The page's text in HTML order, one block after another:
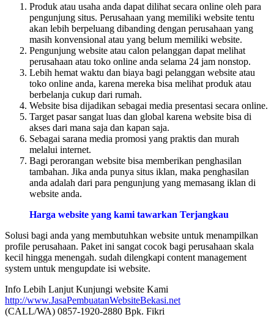
Produk atau usaha anda dapat dilihat secara online oleh para
pengunjung situs. Perusahaan yang memiliki website tentu
akan lebih berpeluang dibanding dengan perusahaan yang
masih konvensional atau yang belum memiliki website.
Pengunjung website atau calon pelanggan dapat melihat
perusahaan atau toko online anda selama 24 jam nonstop.
Lebih hemat waktu dan biaya bagi pelanggan website atau
toko online anda, karena mereka bisa melihat produk atau
berbelanja cukup dari rumah.
Website bisa dijadikan sebagai media presentasi secara online.
Target pasar sangat luas dan global karena website bisa di
akses dari mana saja dan kapan saja.
Sebagai sarana media promosi yang praktis dan murah
melalui internet.
Bagi perorangan website bisa memberikan penghasilan
tambahan. Jika anda punya situs iklan, maka penghasilan
anda adalah dari para pengunjung yang memasang iklan di
website anda.
Harga website yang kami tawarkan Terjangkau
Solusi bagi anda yang membutuhkan website untuk menampilkan
profile perusahaan. Paket ini sangat cocok bagi perusahaan skala
kecil hingga menengah. sudah dilengkapi content management
system untuk mengupdate isi website.
Info Lebih Lanjut Kunjungi website Kami
http://www.JasaPembuatanWebsiteBekasi.net
(CALL/WA) 0857-1920-2880 Bpk. Fikri